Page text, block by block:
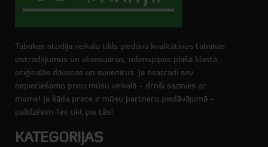
Tabakas studija veikalu tīkls piedāvā kvalitātīvus tabakas
izstrādājumus un aksesuārus, ūdenspīpes plāšā klastā,
oriģinalās dāvanas un suvenīrus. Ja neatradi sev
nepieciešamo preci mūsu veikalā - droši sazinies ar
mums! Ja šāda prece ir mūsu partneru piedāvājumā -
palīdzēsim Tev tikt pie tās!
KATEGORIJAS